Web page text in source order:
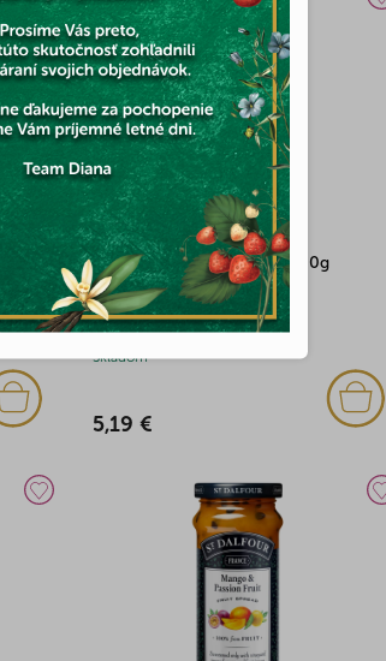
Medokomerc Med Lúčny 900g
(1x)
Skladom
5,19 €